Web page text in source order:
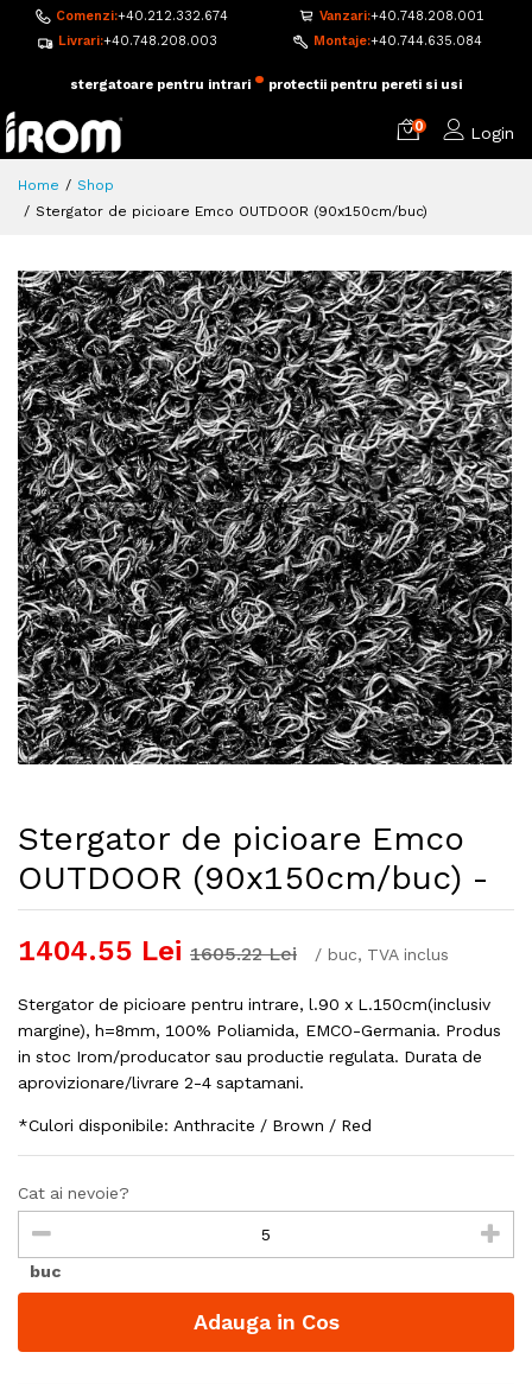
Comenzi:+40.212.332.674 Vanzari:+40.748.208.001
Livrari:+40.748.208.003 Montaje:+40.744.635.084
stergatoare pentru intrari • protectii pentru pereti si usi
0 Login
Home
Shop
Stergator de picioare Emco OUTDOOR (90x150cm/buc)
Stergator de picioare Emco
OUTDOOR (90x150cm/buc) -
1404.55 Lei 1605.22 Lei / buc, TVA inclus
Stergator de picioare pentru intrare, l.90 x L.150cm(inclusiv
margine), h=8mm, 100% Poliamida, EMCO-Germania. Produs
in stoc Irom/producator sau productie regulata. Durata de
aprovizionare/livrare 2-4 saptamani.
*Culori disponibile: Anthracite / Brown / Red
Cat ai nevoie?
buc
Adauga in Cos